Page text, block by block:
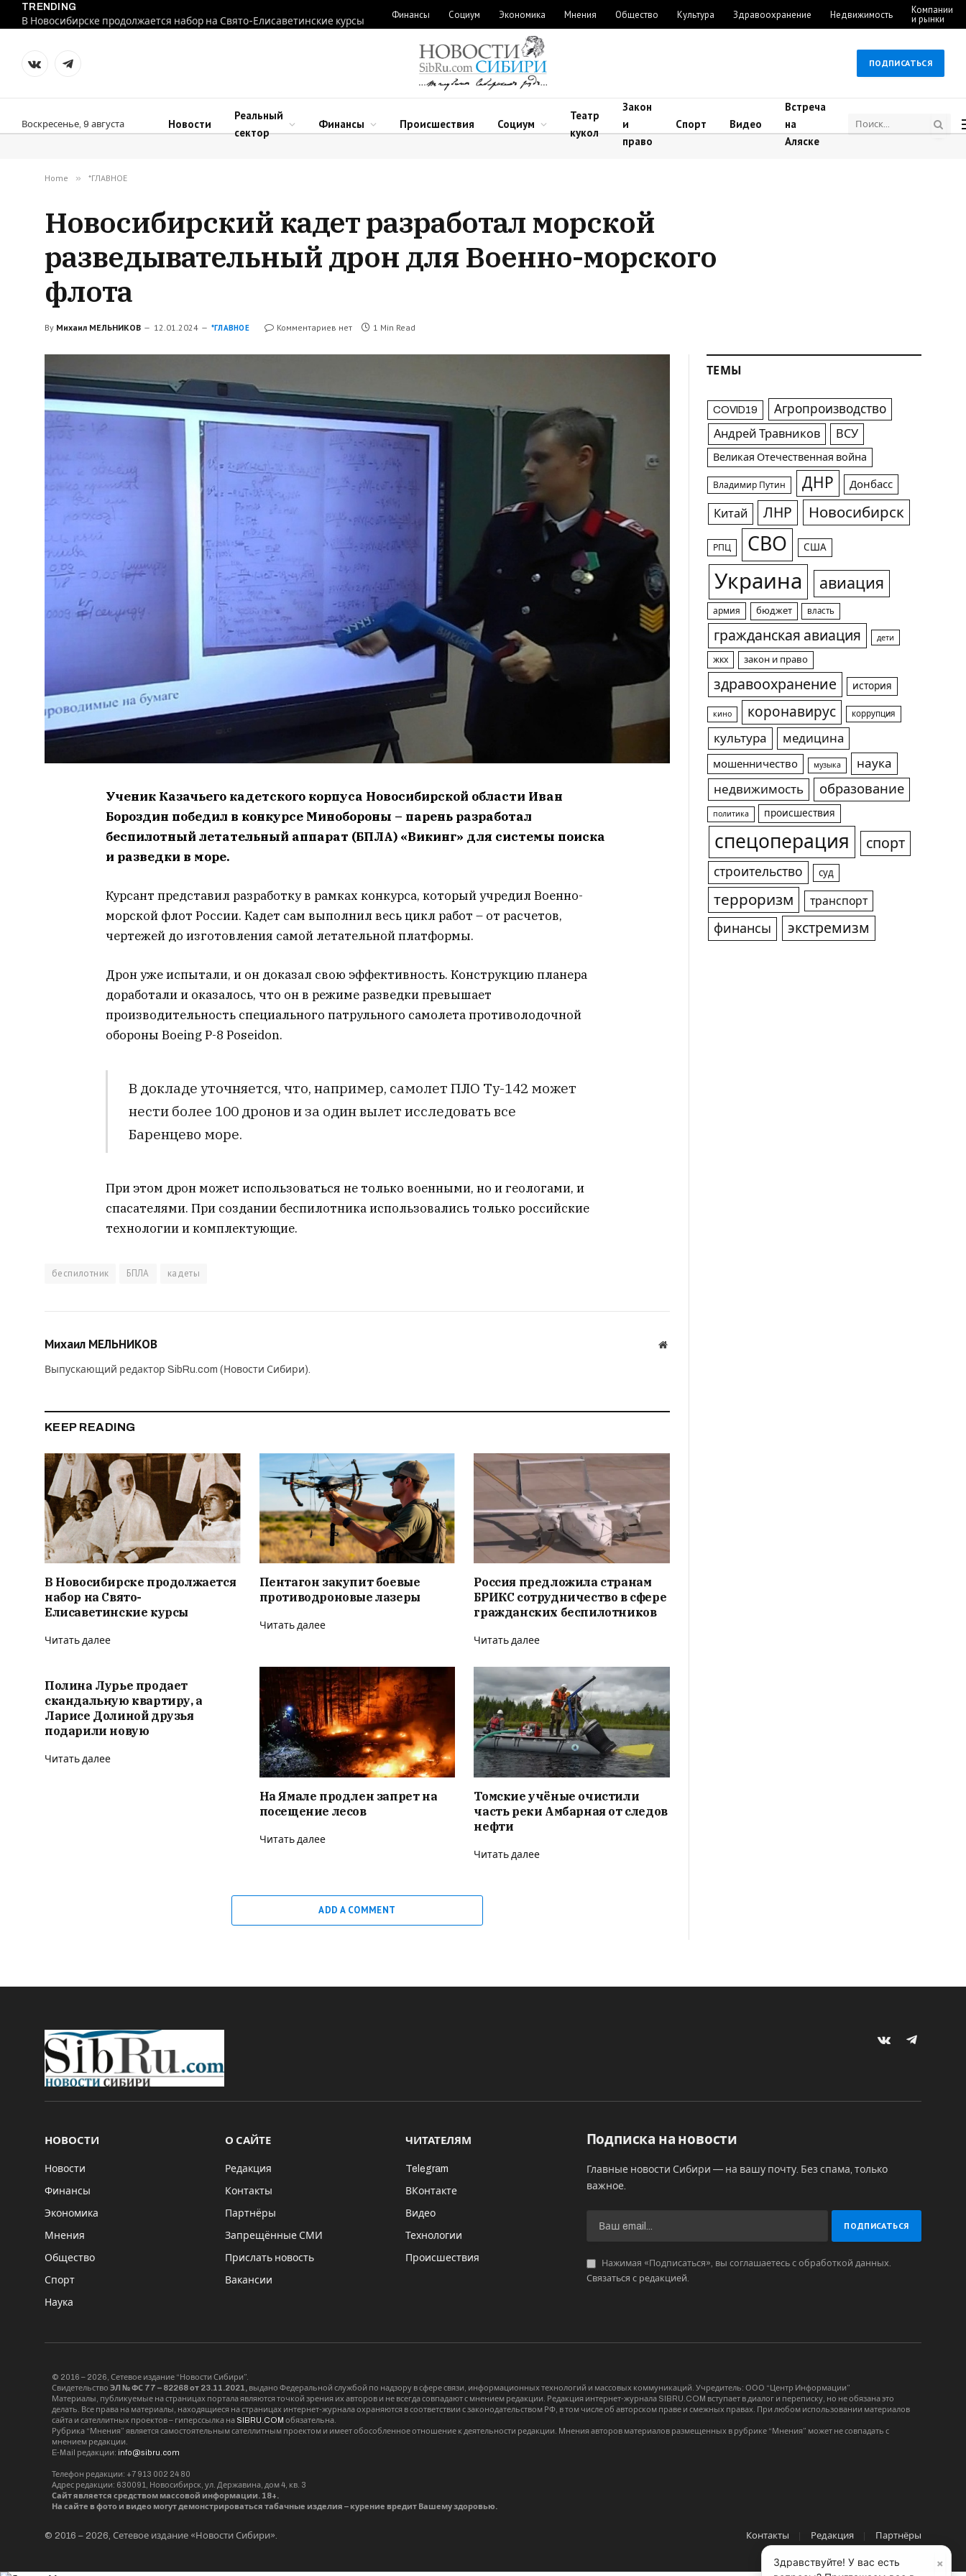
TRENDING
В Новосибирске продолжается набор на Свято-Елисаветинские курсы
Финансы Социум Экономика Мнения Общество Культура Здравоохранение Недвижимость Компании
и рынки
VKontakteTelegram
ПОДПИСАТЬСЯ
Воскресенье, 9 августа Новости
Реальный
сектор
Финансы Происшествия Социум
Театр
кукол
Закон
и
право
Спорт Видео
Встреча
на
Аляске
Home » *ГЛАВНОЕ
Новосибирский кадет разработал морской
разведывательный дрон для Военно-морского
флота
By Михаил МЕЛЬНИКОВ 12.01.2024 *ГЛАВНОЕ Комментариев нет 1 Min Read
Ученик Казачьего кадетского корпуса Новосибирской области Иван
Бороздин победил в конкурсе Минобороны – парень разработал
беспилотный летательный аппарат (БПЛА) «Викинг» для системы поиска
и разведки в море.
Курсант представил разработку в рамках конкурса, который учредил Военно-
морской флот России. Кадет сам выполнил весь цикл работ – от расчетов,
чертежей до изготовления самой летательной платформы.
Дрон уже испытали, и он доказал свою эффективность. Конструкцию планера
доработали и оказалось, что он в режиме разведки превышает
производительность специального патрульного самолета противолодочной
обороны Boeing P-8 Poseidon.
В докладе уточняется, что, например, самолет ПЛО Ту-142 может
нести более 100 дронов и за один вылет исследовать все
Баренцево море.
При этом дрон может использоваться не только военными, но и геологами, и
спасателями. При создании беспилотника использовались только российские
технологии и комплектующие.
беспилотник БПЛА кадеты
Михаил МЕЛЬНИКОВ Website
Выпускающий редактор SibRu.com (Новости Сибири).
KEEP READING
В Новосибирске продолжается
набор на Свято-
Елисаветинские курсы
Читать далее
Пентагон закупит боевые
противодроновые лазеры
Читать далее
Россия предложила странам
БРИКС сотрудничество в сфере
гражданских беспилотников
Читать далее
Полина Лурье продает
скандальную квартиру, а
Ларисе Долиной друзья
подарили новую
Читать далее
На Ямале продлен запрет на
посещение лесов
Читать далее
Томские учёные очистили
часть реки Амбарная от следов
нефти
Читать далее
ADD A COMMENT
ТЕМЫ
COVID19 Агропроизводство
Андрей Травников ВСУ
Великая Отечественная война
Владимир Путин ДНР Донбасс
Китай ЛНР Новосибирск
РПЦ СВО США
Украина авиация
армия бюджет власть
гражданская авиация дети
жкх закон и право
здравоохранение история
кино коронавирус коррупция
культура медицина
мошенничество музыка
наука
недвижимость
образование
политика происшествия
спецоперация спорт
строительство суд
терроризм транспорт
финансы экстремизм
VKontakteTelegram
НОВОСТИ
Новости
Финансы
Экономика
Мнения
Общество
Спорт
Наука
О САЙТЕ
Редакция
Контакты
Партнёры
Запрещённые СМИ
Прислать новость
Вакансии
ЧИТАТЕЛЯМ
Telegram
ВКонтакте
Видео
Технологии
Происшествия
Подписка на новости
Главные новости Сибири — на вашу почту. Без спама, только
важное.
Нажимая «Подписаться», вы соглашаетесь с обработкой данных.
Связаться с редакцией.
© 2016 – 2026, Сетевое издание “Новости Сибири”.
Свидетельство ЭЛ № ФС 77 – 82268 от 23.11.2021, выдано Федеральной службой по надзору в сфере связи, информационных технологий и массовых коммуникаций. Учредитель: ООО “Центр Информации”
Материалы, публикуемые на страницах портала являются точкой зрения их авторов и не всегда совпадают с мнением редакции. Редакция интернет-журнала SIBRU.COM вступает в диалог и переписку, но не обязана это
делать. Все права на материалы, находящиеся на страницах интернет-журнала охраняются в соответствии с законодательством РФ, в том числе об авторском праве и смежных правах. При любом использовании материалов
сайта и сателлитных проектов – гиперссылка на SIBRU.COM обязательна.
Рубрика “Мнения” является самостоятельным сателлитным проектом и имеет обособленное отношение к деятельности редакции. Мнения авторов материалов размещенных в рубрике “Мнения” может не совпадать с
мнением редакции.
E-Mail редакции: info@sibru.com
Телефон редакции: +7 913 002 24 80
Адрес редакции: 630091, Новосибирск, ул. Державина, дом 4, кв. 3
Сайт является средством массовой информации. 18+.
На сайте в фото и видео могут демонстрироваться табачные изделия – курение вредит Вашему здоровью.
© 2016 – 2026, Сетевое издание «Новости Сибири». Контакты Редакция Партнёры
×
Здравствуйте! У вас есть